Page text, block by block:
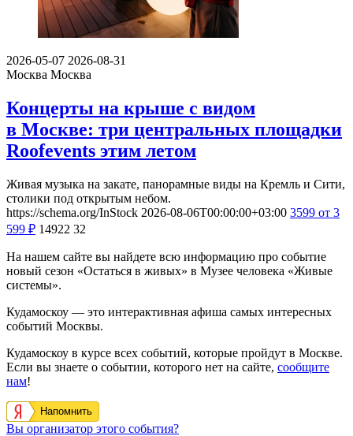
2026-05-07 2026-08-31
Москва Москва
Концерты на крыше с видом
в Москве: три центральных площадки
Roofevents этим летом
Живая музыка на закате, панорамные виды на Кремль и Сити,
столики под открытым небом.
https://schema.org/InStock 2026-08-06T00:00:00+03:00 3599 от 3
599 ₽ 14922 32
На нашем сайте вы найдете всю информацию про событие
новый сезон «Остаться в живых» в Музее человека «Живые
системы».
Кудамоскоу — это интерактивная афиша самых интересных
событий Москвы.
Кудамоскоу в курсе всех событий, которые пройдут в Москве.
Если вы знаете о событии, которого нет на сайте, сообщите
нам!
Напомнить
Вы организатор этого события?